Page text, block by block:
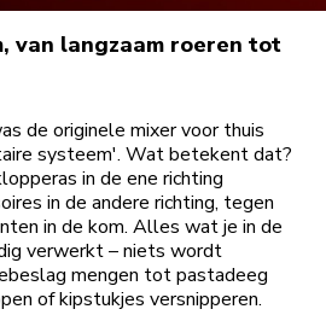
van langzaam roeren tot
de originele mixer voor thuis
systeem'. Wat betekent dat?
in de ene richting
in de andere richting, tegen
in de kom. Alles wat je in de
verwerkt – niets wordt
mengen tot pastadeeg
of kipstukjes versnipperen.